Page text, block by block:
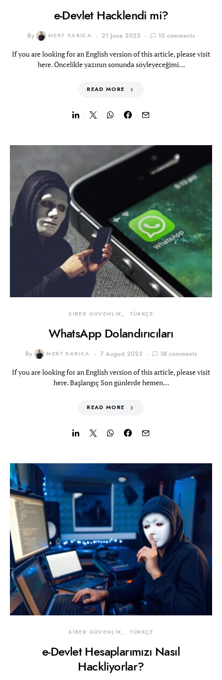
e-Devlet Hacklendi mi?
By MERT SARICA 21 June 2023 10 comments
If you are looking for an English version of this article, please visit
here. Öncelikle yazının sonunda söyleyeceğimi…
READ MORE
SİBER GÜVENLİK TÜRKÇE
WhatsApp Dolandırıcıları
By MERT SARICA 7 August 2023 38 comments
If you are looking for an English version of this article, please visit
here. Başlangıç Son günlerde hemen…
READ MORE
SİBER GÜVENLİK TÜRKÇE
e-Devlet Hesaplarımızı Nasıl
Hackliyorlar?